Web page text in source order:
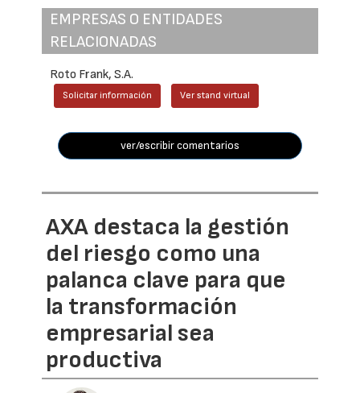
EMPRESAS O ENTIDADES
RELACIONADAS
Roto Frank, S.A.
Solicitar información Ver stand virtual
ver/escribir comentarios
AXA destaca la gestión
del riesgo como una
palanca clave para que
la transformación
empresarial sea
productiva